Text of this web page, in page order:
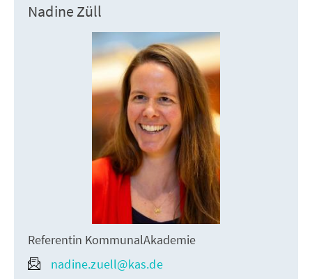
Nadine Züll
Referentin KommunalAkademie
nadine.zuell@kas.de